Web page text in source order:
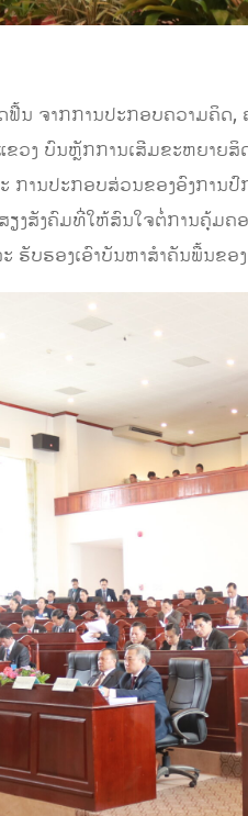
ຟື້ນ ຈາກການປະກອບຄວາມຄິ
ຂວງ ບົນຫຼັກການເສີມຂະຫຍາ
ການປະກອບສ່ວນຂອງອົງການ
ຽງສັງຄົມທີ່ໃຫ້ສົນໃຈຕໍ່ການຄຸ້ມ
ຮັບຮອງເອົາບັນຫາສໍາຄັນພື້ນຂອ